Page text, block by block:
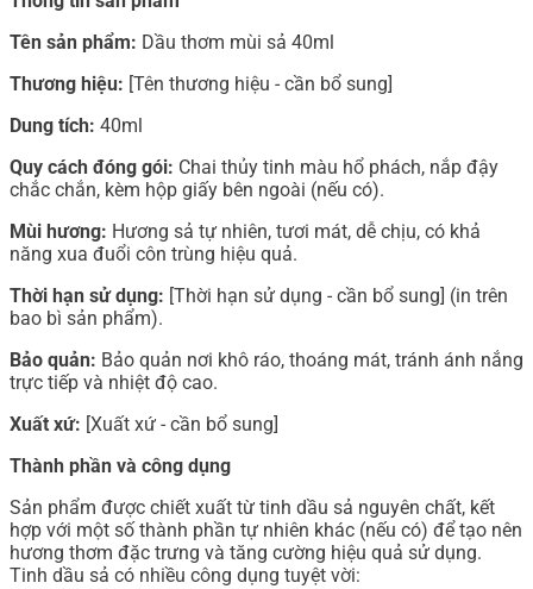
Tên sản phẩm: Dầu thơm mùi sả 40ml
Thương hiệu: [Tên thương hiệu - cần bổ sung]
Dung tích: 40ml
Quy cách đóng gói: Chai thủy tinh màu hổ phách, nắp đậy
chắc chắn, kèm hộp giấy bên ngoài (nếu có).
Mùi hương: Hương sả tự nhiên, tươi mát, dễ chịu, có khả
năng xua đuổi côn trùng hiệu quả.
Thời hạn sử dụng: [Thời hạn sử dụng - cần bổ sung] (in trên
bao bì sản phẩm).
Bảo quản: Bảo quản nơi khô ráo, thoáng mát, tránh ánh nắng
trực tiếp và nhiệt độ cao.
Xuất xứ: [Xuất xứ - cần bổ sung]
Thành phần và công dụng
Sản phẩm được chiết xuất từ tinh dầu sả nguyên chất, kết
hợp với một số thành phần tự nhiên khác (nếu có) để tạo nên
hương thơm đặc trưng và tăng cường hiệu quả sử dụng.
Tinh dầu sả có nhiều công dụng tuyệt vời: